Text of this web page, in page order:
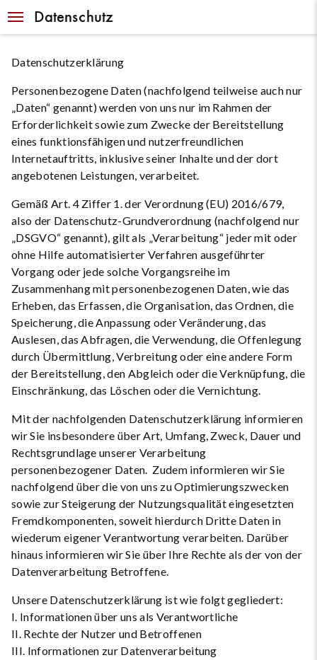
Datenschutz
Datenschutzerklärung
Personenbezogene Daten (nachfolgend teilweise auch nur
„Daten“ genannt) werden von uns nur im Rahmen der
Erforderlichkeit sowie zum Zwecke der Bereitstellung
eines funktionsfähigen und nutzerfreundlichen
Internetauftritts, inklusive seiner Inhalte und der dort
angebotenen Leistungen, verarbeitet.
Gemäß Art. 4 Ziffer 1. der Verordnung (EU) 2016/679,
also der Datenschutz-Grundverordnung (nachfolgend nur
„DSGVO“ genannt), gilt als „Verarbeitung“ jeder mit oder
ohne Hilfe automatisierter Verfahren ausgeführter
Vorgang oder jede solche Vorgangsreihe im
Zusammenhang mit personenbezogenen Daten, wie das
Erheben, das Erfassen, die Organisation, das Ordnen, die
Speicherung, die Anpassung oder Veränderung, das
Auslesen, das Abfragen, die Verwendung, die Offenlegung
durch Übermittlung, Verbreitung oder eine andere Form
der Bereitstellung, den Abgleich oder die Verknüpfung, die
Einschränkung, das Löschen oder die Vernichtung.
Mit der nachfolgenden Datenschutzerklärung informieren
wir Sie insbesondere über Art, Umfang, Zweck, Dauer und
Rechtsgrundlage unserer Verarbeitung
personenbezogener Daten. Zudem informieren wir Sie
nachfolgend über die von uns zu Optimierungszwecken
sowie zur Steigerung der Nutzungsqualität eingesetzten
Fremdkomponenten, soweit hierdurch Dritte Daten in
wiederum eigener Verantwortung verarbeiten. Darüber
hinaus informieren wir Sie über Ihre Rechte als der von der
Datenverarbeitung Betroffene.
Unsere Datenschutzerklärung ist wie folgt gegliedert:
I. Informationen über uns als Verantwortliche
II. Rechte der Nutzer und Betroffenen
III. Informationen zur Datenverarbeitung